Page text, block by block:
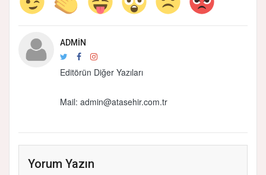
ADMIN
Editörün Diğer Yazıları
Mail: admin@atasehir.com.tr
Yorum Yazın